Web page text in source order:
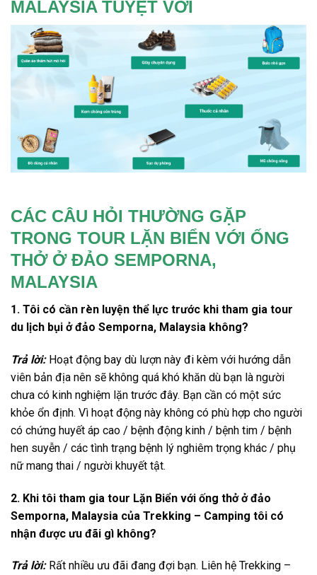
MALAYSIA TUYỆT VỜI
CÁC CÂU HỎI THƯỜNG GẶP
TRONG TOUR LẶN BIỂN VỚI ỐNG
THỞ Ở ĐẢO SEMPORNA,
MALAYSIA
1. Tôi có cần rèn luyện thể lực trước khi tham gia tour
du lịch bụi ởđảo Semporna, Malaysia không?
Trả lời: Hoạt động bay dù lượn này đi kèm với hướng dẫn
viên bản địa nên sẽ không quá khó khăn dù bạn là người
chưa có kinh nghiệm lặn trước đây. Bạn cần có một sức
khỏe ổn định. Vì hoạt động này không có phù hợp cho người
có chứng huyết áp cao / bệnh động kinh / bệnh tim / bệnh
hen suyễn / các tình trạng bệnh lý nghiêm trọng khác / phụ
nữ mang thai / người khuyết tật.
2. Khi tôi tham gia tour Lặn Biển với ống thởởđảo
Semporna, Malaysia của Trekking – Camping tôi có
nhận được ưu đãi gì không?
Trả lời: Rất nhiều ưu đãi đang đợi bạn. Liên hệ Trekking –